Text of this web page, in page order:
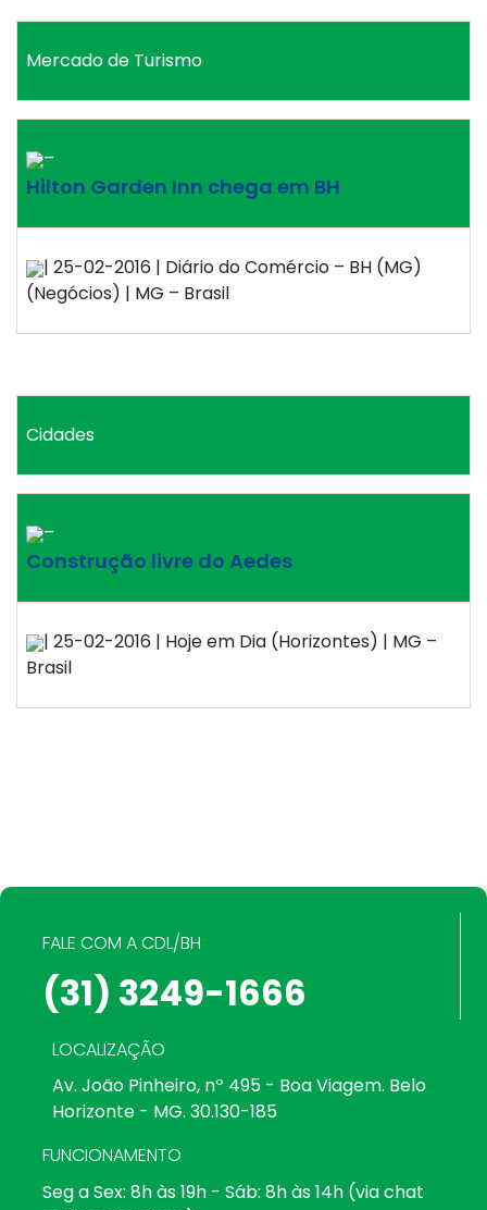
Mercado de Turismo
–
Hilton Garden Inn chega em BH
| 25-02-2016 | Diário do Comércio – BH (MG)
(Negócios) | MG – Brasil
Cidades
–
Construção livre do Aedes
| 25-02-2016 | Hoje em Dia (Horizontes) | MG –
Brasil
FALE COM A CDL/BH
(31) 3249-1666
LOCALIZAÇÃO
Av. João Pinheiro, nº 495 - Boa Viagem. Belo
Horizonte - MG. 30.130-185
FUNCIONAMENTO
Seg a Sex: 8h às 19h - Sáb: 8h às 14h (via chat